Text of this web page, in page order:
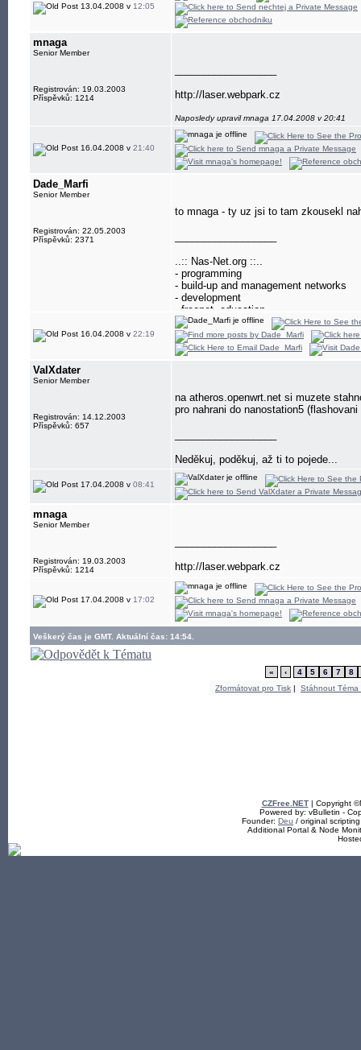
13.04.2008 v 12:05
mnaga
Senior Member
Registrován: 19.03.2003
Příspěvků: 1214
http://laser.webpark.cz
Naposledy upravil mnaga 17.04.2008 v 20:41
16.04.2008 v 21:40
Dade_Marfi
Senior Member
Registrován: 22.05.2003
Příspěvků: 2371
to mnaga - ty uz jsi to tam zkousekl
..:: Nas-Net.org ::..
- programming
- build-up and management networks
- development
- freenet, education
16.04.2008 v 22:19
ValXdater
Senior Member
Registrován: 14.12.2003
Příspěvků: 657
na atheros.openwrt.net si muzete
pro nahrani do nanostation5
Neděkuj, poděkuj, až ti to pojede...
17.04.2008 v 08:41
mnaga
Senior Member
Registrován: 19.03.2003
Příspěvků: 1214
http://laser.webpark.cz
17.04.2008 v 17:02
Veškerý čas je GMT. Aktuální čas: 14:54.
« ‹ 4 5 6 7
8
Zformátovat pro Tisk | Stáhnout Téma
CZFree.NET| Copyright
Powered by: vBulletin -
Founder: Deu / original
Additional Portal & Node